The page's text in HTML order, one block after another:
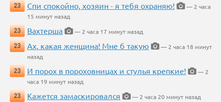
23
Спи спокойно, хозяин - я тебя охраняю!
— 2 часа
15 минут назад
23
Вахтерша
— 2 часа 17 минут назад
23
Ах, какая женщина! Мне б такую
— 2 часа 18 минут
назад
23
И порох в пороховницах и стулья крепкие!
— 2
часа 19 минут назад
23
Кажется замаскировался
— 2 часа 20 минут назад